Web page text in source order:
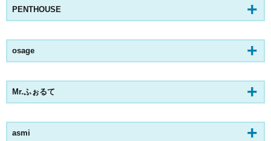
PENTHOUSE
osage
Mr.ふぉるて
asmi